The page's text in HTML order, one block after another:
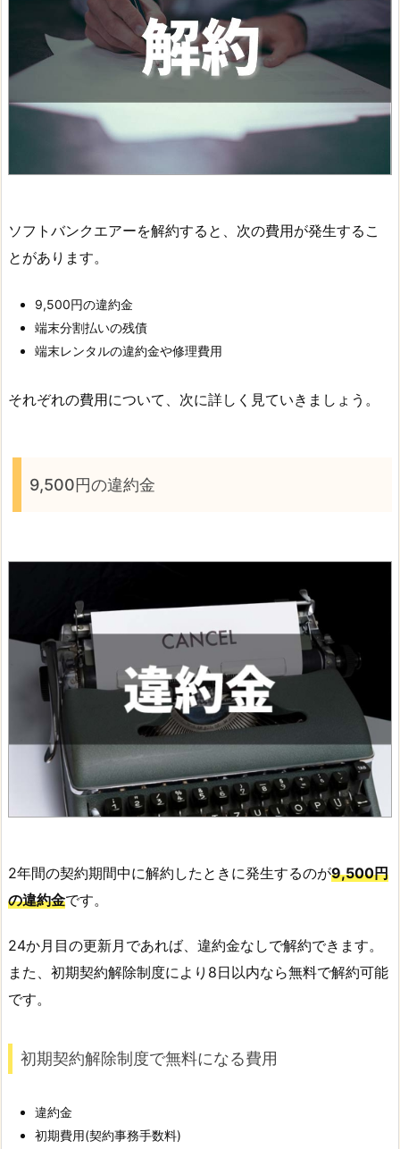
ソフトバンクエアーを解約すると、次の費用が発生するこ
とがあります。
9,500円の違約金
端末分割払いの残債
端末レンタルの違約金や修理費用
それぞれの費用について、次に詳しく見ていきましょう。
9,500円の違約金
2年間の契約期間中に解約したときに発生するのが9,500円
の違約金です。
24か月目の更新月であれば、違約金なしで解約できます。
また、初期契約解除制度により8日以内なら無料で解約可能
です。
初期契約解除制度で無料になる費用
違約金
初期費用(契約事務手数料)